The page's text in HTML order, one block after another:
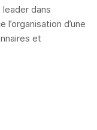
dans
l’organisation d’une
et